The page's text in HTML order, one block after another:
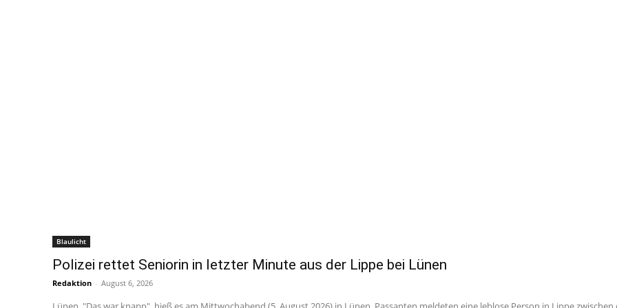
Blaulicht
Polizei rettet Seniorin in letzter Minute aus der Lippe bei Lünen
Redaktion - August 6, 2026